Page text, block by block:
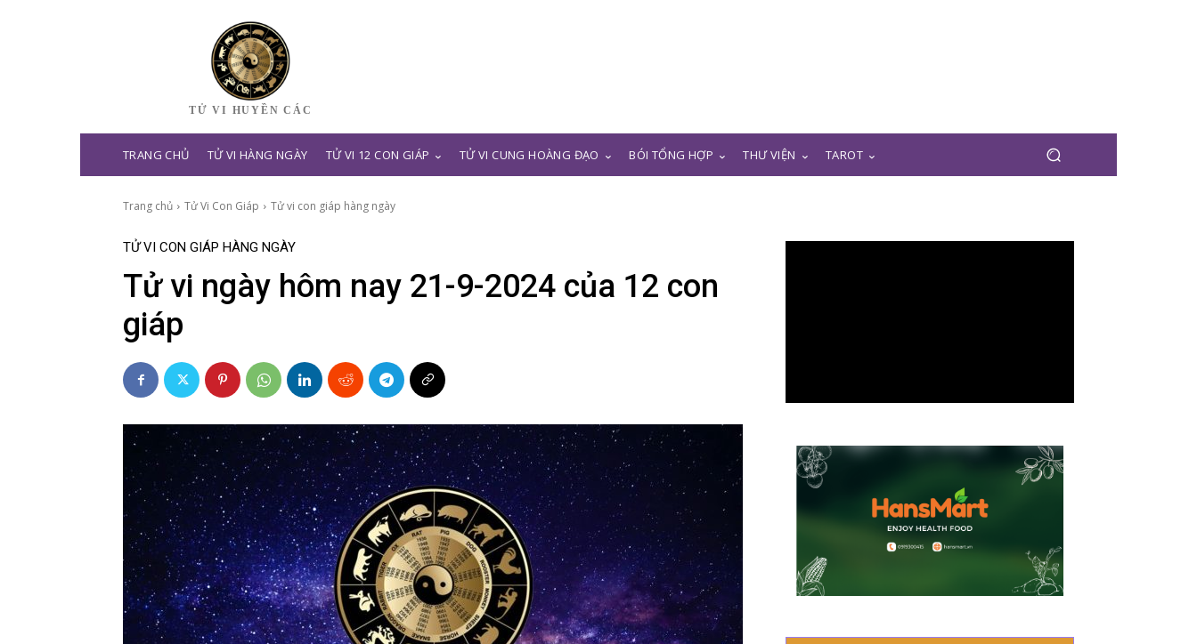
TỬ VI HUYỀN CÁC
TRANG CHỦ TỬ VI HÀNG NGÀY TỬ VI 12 CON GIÁP TỬ VI CUNG HOÀNG ĐẠO BÓI TỔNG HỢP THƯ VIỆN TAROT
Trang chủ Tử Vi Con Giáp Tử vi con giáp hàng ngày
TỬ VI CON GIÁP HÀNG NGÀY
Tử vi ngày hôm nay 21-9-2024 của 12 con
giáp